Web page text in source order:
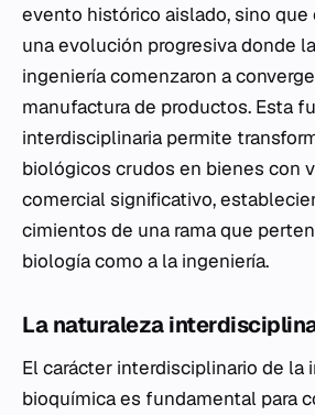
evento histórico aislado, sino
una evolución progresiva donde
ingeniería comenzaron a
manufactura de productos. Esta
interdisciplinaria permite
biológicos crudos en bienes con
comercial significativo,
cimientos de una rama que
biología como a la ingeniería.
La naturaleza
El carácter interdisciplinario de la
bioquímica es fundamental para